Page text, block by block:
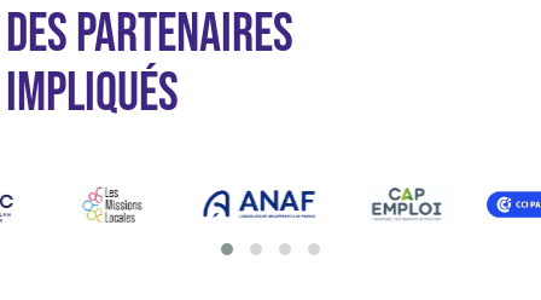
DES PARTENAIRES
IMPLIQUÉS